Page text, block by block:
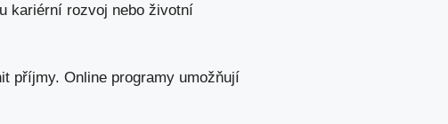
kariérní rozvoj nebo životní
příjmy. Online programy umožňují